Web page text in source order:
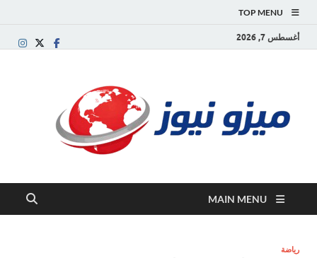
TOP MENU
أغسطس 7, 2026
MAIN MENU
رياضة